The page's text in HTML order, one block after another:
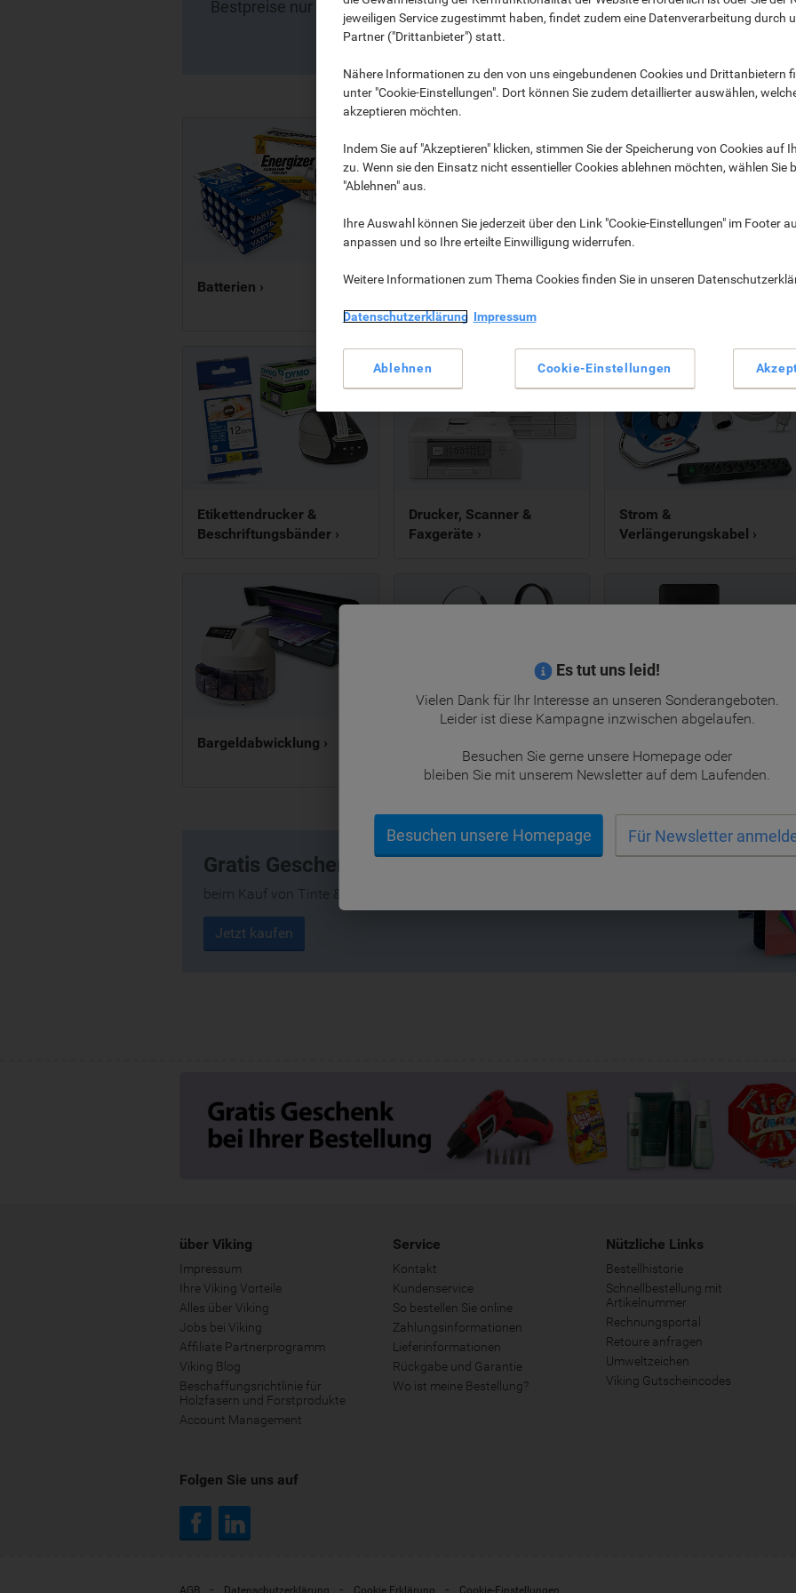
Es tut uns leid!
Vielen Dank für Ihr Interesse an unseren Sonderangeboten.
Leider ist diese Kampagne inzwischen abgelaufen.
Besuchen Sie gerne unsere Homepage oder
bleiben Sie mit unserem Newsletter auf dem Laufenden.
Besuchen unsere Homepage Für Newsletter
Bestpreise nur einen Klick entfernt
Batterien ›
Laminiergeräte &
Laptoptaschen &
Etikettendrucker &
Beschriftungsbänder ›
Drucker, Scanner &
Faxgeräte ›
Strom &
Verlängerungskabel ›
Bargeldabwicklung ›
Jetzt kaufen
Gratis Geschenke
beim Kauf von Tinte & Toner
über Viking
Impressum
Ihre Viking Vorteile
Alles über Viking
Jobs bei Viking
Affiliate Partnerprogramm
Viking Blog
Beschaffungsrichtlinie für
Holzfasern und Forstprodukte
Account Management
Service
Kontakt
Kundenservice
So bestellen Sie online
Zahlungsinformationen
Lieferinformationen
Rückgabe und Garantie
Wo ist meine Bestellung?
Nützliche Links
Bestellhistorie
Schnellbestellung mit
Artikelnummer
Rechnungsportal
Retoure anfragen
Umweltzeichen
Viking Gutscheincodes
Folgen Sie uns auf
AGB Datenschutzerklärung Cookie Erklärung Cookie-Einstellungen
jeweiligen Service zugestimmt haben, findet zudem eine Datenverarbeitung durch
Partner ("Drittanbieter") statt.
Nähere Informationen zu den von uns eingebundenen Cookies und Drittanbietern
unter "Cookie-Einstellungen". Dort können Sie zudem detaillierter auswählen,
akzeptieren möchten.
Indem Sie auf "Akzeptieren" klicken, stimmen Sie der Speicherung von Cookies auf
zu. Wenn sie den Einsatz nicht essentieller Cookies ablehnen möchten, wählen Sie
"Ablehnen" aus.
Ihre Auswahl können Sie jederzeit über den Link "Cookie-Einstellungen" im Footer
anpassen und so Ihre erteilte Einwilligung widerrufen.
Weitere Informationen zum Thema Cookies finden Sie in unseren
Datenschutzerklärung Impressum
Ablehnen Cookie-Einstellungen